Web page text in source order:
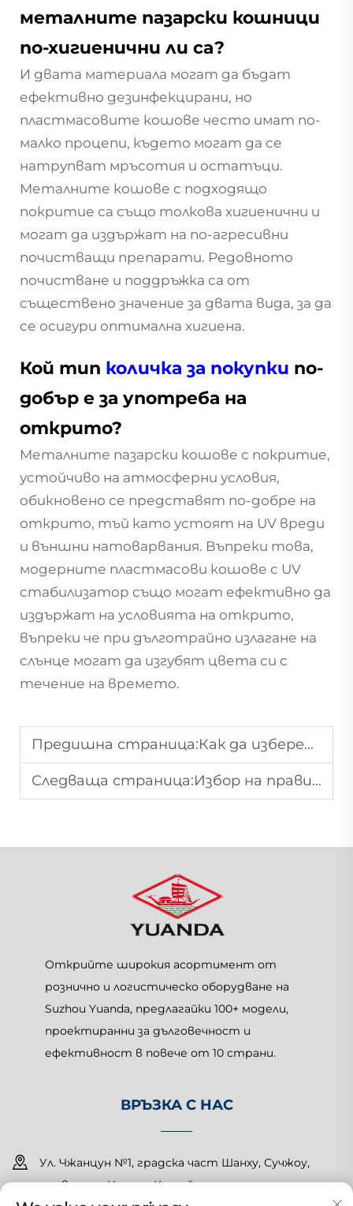
металните пазарски кошници
по-хигиенични ли са?
И двата материала могат да бъдат
ефективно дезинфекцирани, но
пластмасовите кошове често имат по-
малко процепи, където могат да се
натрупват мръсотия и остатъци.
Металните кошове с подходящо
покритие са също толкова хигиенични и
могат да издържат на по-агресивни
почистващи препарати. Редовното
почистване и поддръжка са от
съществено значение за двата вида, за да
се осигури оптимална хигиена.
Кой тип количка за покупки по-
добър е за употреба на
открито?
Металните пазарски кошове с покритие,
устойчиво на атмосферни условия,
обикновено се представят по-добре на
открито, тъй като устоят на UV вреди
и външни натоварвания. Въпреки това,
модерните пластмасови кошове с UV
стабилизатор също могат ефективно да
издържат на условията на открито,
въпреки че при дълготрайно излагане на
слънце могат да изгубят цвета си с
течение на времето.
Предишна страница:Как да изберете правилния палет за складова употреба
Следваща страница:Избор на правилния размер на кошница за магазина ви
Открийте широкия асортимент от
рознично и логистическо оборудване на
Suzhou Yuanda, предлагайки 100+ модели,
проектиранни за дълговечност и
ефективност в повече от 10 страни.
ВРЪЗКА С НАС
Ул. Чжанцун №1, градска част Шанху, Сучжоу,
провинция Цзянсу, Китай